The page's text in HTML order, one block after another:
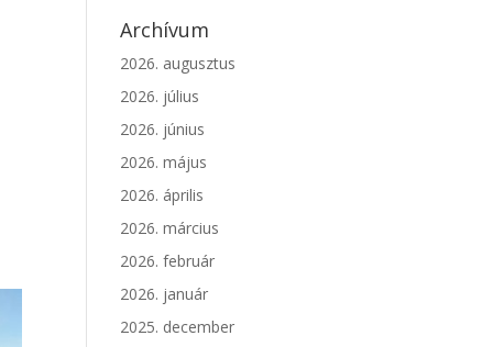
Archívum
2026. augusztus
2026. július
2026. június
2026. május
2026. április
2026. március
2026. február
2026. január
2025. december